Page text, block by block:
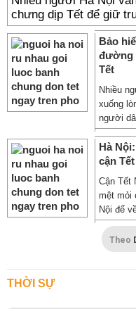
chưng dịp Tết để giữ
Bảo
đường
Tết
Nhiều
xuống
người
Hà
cận Tết
Cận Tết
mệt mỏi
Nội để
Theo
THỜI SỰ